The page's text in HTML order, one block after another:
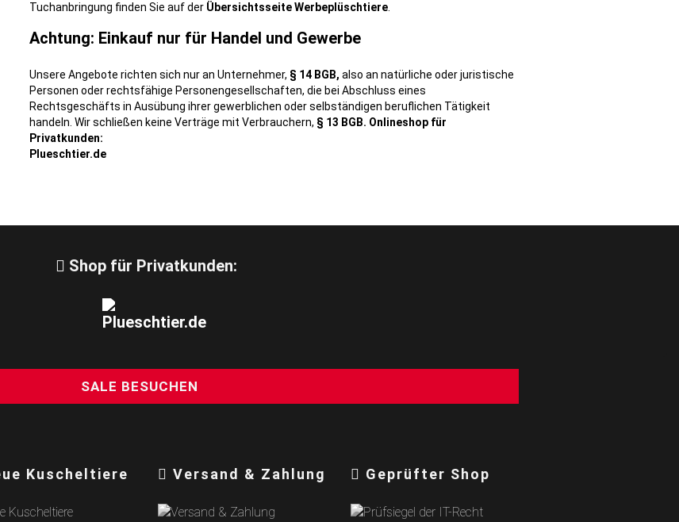
Tuchanbringung finden Sie auf der Übersichtsseite Werbeplüschtiere
Achtung: Einkauf nur für Handel und Gewerbe
Unsere Angebote richten sich nur an Unternehmer, § 14 BGB, also an natürliche oder juristische
Personen oder rechtsfähige Personengesellschaften, die bei Abschluss eines
Rechtsgeschäfts in Ausübung ihrer gewerblichen oder selbständigen beruflichen Tätigkeit
handeln. Wir schließen keine Verträge mit Verbrauchern, § 13 BGB. Onlineshop für
Privatkunden:
Plueschtier.de
Shop für Privatkunden:
SALE BESUCHEN
Kuscheltiere Versand & Zahlung Geprüfter Shop